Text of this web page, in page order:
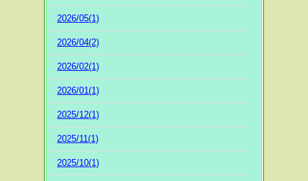
2026/05(1)
2026/04(2)
2026/02(1)
2026/01(1)
2025/12(1)
2025/11(1)
2025/10(1)